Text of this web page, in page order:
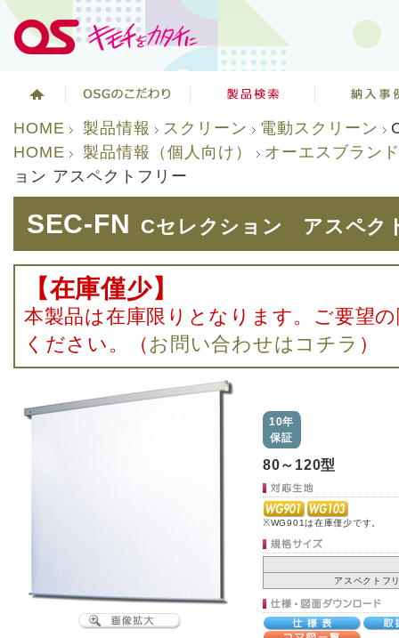
HOME 製品情報 スクリーン 電動スクリーン
HOME
製品情報（個人向け）
オーエスブラン
ョン アスペクトフリー
SEC-FN Cセレクション アスペク
【在庫僅少】
本製品は在庫限りとなります。ご要望
ください。（お問い合わせはコチラ ）
10年
保証
80～120型
※WG901は在庫僅少です。
アスペクトフ